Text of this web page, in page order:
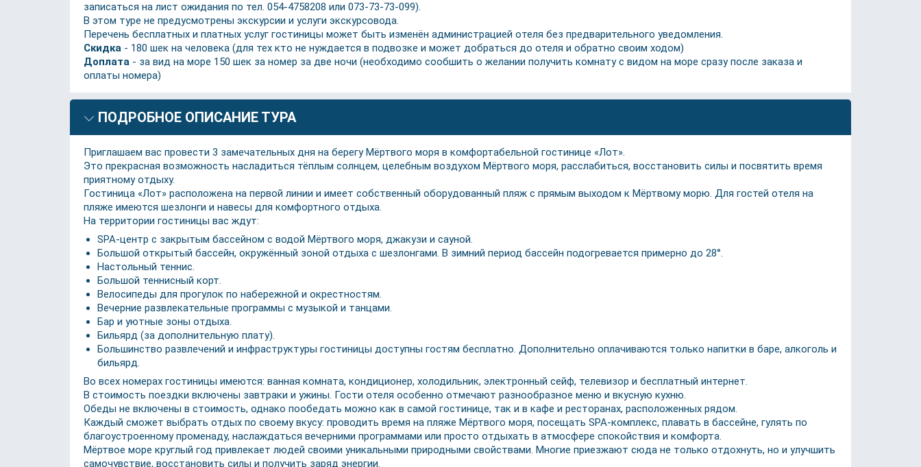
записаться на лист ожидания по тел. 054-4758208 или 073-73-73-099).
В этом туре не предусмотрены экскурсии и услуги экскурсовода.
Перечень бесплатных и платных услуг гостиницы может быть изменён администрацией отеля без предварительного уведомления.
Скидка - 180 шек на человека (для тех кто не нуждается в подвозке и может добраться до отеля и обратно своим ходом)
Доплата - за вид на море 150 шек за номер за две ночи (необходимо сообшить о желании получить комнату с видом на море сразу после заказа и
оплаты номера)
ПОДРОБНОЕ ОПИСАНИЕ ТУРА
Приглашаем вас провести 3 замечательных дня на берегу Мёртвого моря в комфортабельной гостинице «Лот».
Это прекрасная возможность насладиться тёплым солнцем, целебным воздухом Мёртвого моря, расслабиться, восстановить силы и посвятить время
приятному отдыху.
Гостиница «Лот» расположена на первой линии и имеет собственный оборудованный пляж с прямым выходом к Мёртвому морю. Для гостей отеля на
пляже имеются шезлонги и навесы для комфортного отдыха.
На территории гостиницы вас ждут:
SPA-центр с закрытым бассейном с водой Мёртвого моря, джакузи и сауной.
Большой открытый бассейн, окружённый зоной отдыха с шезлонгами. В зимний период бассейн подогревается примерно до 28°.
Настольный теннис.
Большой теннисный корт.
Велосипеды для прогулок по набережной и окрестностям.
Вечерние развлекательные программы с музыкой и танцами.
Бар и уютные зоны отдыха.
Бильярд (за дополнительную плату).
Большинство развлечений и инфраструктуры гостиницы доступны гостям бесплатно. Дополнительно оплачиваются только напитки в баре, алкоголь и
бильярд.
Во всех номерах гостиницы имеются: ванная комната, кондиционер, холодильник, электронный сейф, телевизор и бесплатный интернет.
В стоимость поездки включены завтраки и ужины. Гости отеля особенно отмечают разнообразное меню и вкусную кухню.
Обеды не включены в стоимость, однако пообедать можно как в самой гостинице, так и в кафе и ресторанах, расположенных рядом.
Каждый сможет выбрать отдых по своему вкусу: проводить время на пляже Мёртвого моря, посещать SPA-комплекс, плавать в бассейне, гулять по
благоустроенному променаду, наслаждаться вечерними программами или просто отдыхать в атмосфере спокойствия и комфорта.
Мёртвое море круглый год привлекает людей своими уникальными природными свойствами. Многие приезжают сюда не только отдохнуть, но и улучшить
самочувствие, восстановить силы и получить заряд энергии.